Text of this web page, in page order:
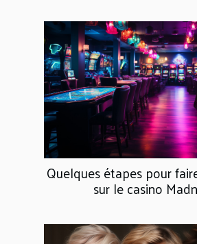
Quelques étapes pour
sur le casino